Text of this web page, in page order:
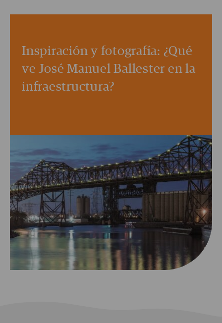
Inspiración y fotografía: ¿Qué
ve José Manuel Ballester en la
infraestructura?